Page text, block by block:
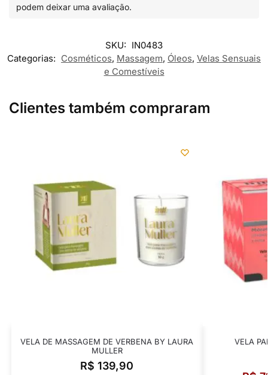
podem deixar uma avaliação.
SKU: IN0483
Categorias: Cosméticos, Massagem, Óleos, Velas Sensuais
e Comestíveis
Clientes também compraram
VELA DE MASSAGEM DE VERBENA BY LAURA
MULLER
R$ 139,90
VELA